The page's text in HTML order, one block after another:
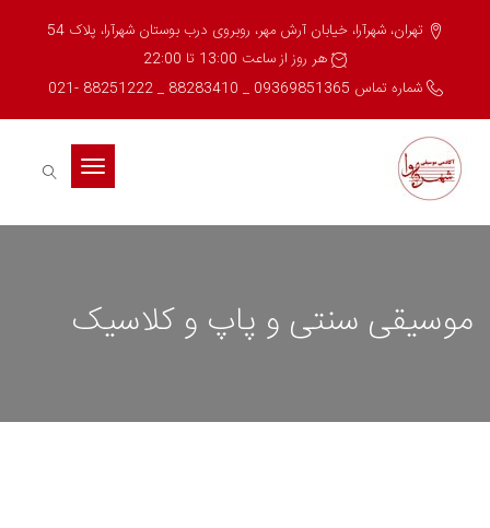
تهران، شهرآرا، خیابان آرش مهر، روبروی درب بوستان شهرآرا، پلاک 54
هر روز از ساعت 13:00 تا 22:00
شماره تماس 09369851365 _ 88283410 _ 88251222 -021
Toggle
navigation
موسیقی سنتی و پاپ و کلاسیک